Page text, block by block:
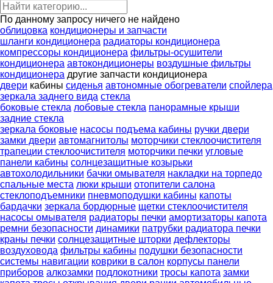
По данному запросу ничего не найдено
облицовка кондиционеры и запчасти
шланги кондиционера радиаторы кондиционера
компрессоры кондиционера фильтры-осушители
кондиционера автокондиционеры воздушные фильтры
кондиционера другие запчасти кондиционера
двери кабины сиденья автономные обогреватели спойлера
зеркала заднего вида стекла
боковые стекла лобовые стекла панорамные крыши
задние стекла
зеркала боковые насосы подъема кабины ручки двери
замки двери автомагнитолы моторчики стеклоочистителя
трапеции стеклоочистителя моторчики печки угловые
панели кабины солнцезащитные козырьки
автохолодильники бачки омывателя накладки на торпедо
спальные места люки крыши отопители салона
стеклоподъемники пневмоподушки кабины капоты
бардачки зеркала бордюрные щетки стеклоочистителя
насосы омывателя радиаторы печки амортизаторы капота
ремни безопасности динамики патрубки радиатора печки
краны печки солнцезащитные шторки дефлекторы
воздуховода фильтры кабины подушки безопасности
системы навигации коврики в салон корпусы панели
приборов алкозамки подлокотники тросы капота замки